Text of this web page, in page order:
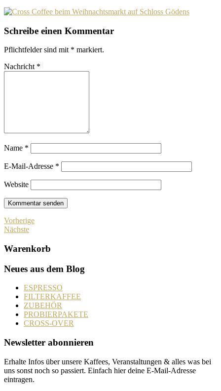
Schreibe einen Kommentar
Pflichtfelder sind mit * markiert.
Nachricht *
Name *
E-Mail-Adresse *
Website
Vorherige
Nächste
Warenkorb
Neues aus dem Blog
ESPRESSO
FILTERKAFFEE
ZUBEHÖR
PROBIERPAKETE
CROSS-OVER
Newsletter abonnieren
Erhalte Infos über unsere Kaffees, Veranstaltungen & alles was bei
uns sonst noch so passiert. Einfach hier deine E-Mail-Adresse
eintragen.